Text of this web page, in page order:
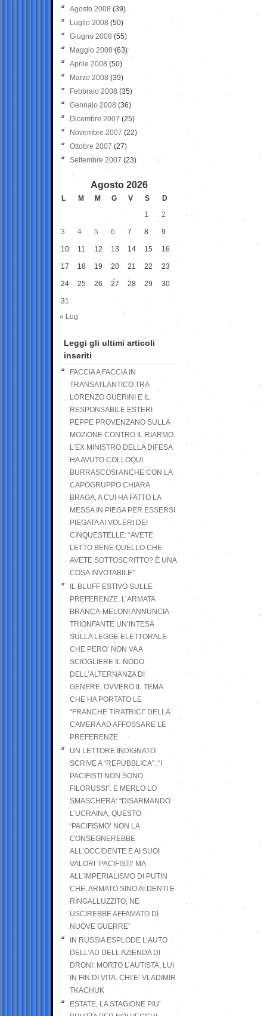
Agosto 2008 (39)
Luglio 2008 (50)
Giugno 2008 (55)
Maggio 2008(63)
Aprile 2008 (50)
Marzo 2008 (39)
Febbraio 2008 (35)
Gennaio 2008 (36)
Dicembre 2007 (25)
Novembre 2007 (22)
Ottobre 2007 (27)
Settembre 2007 (23)
Agosto 2026
L M M G V S
D
1
2
3 4 5 6 7 8 9
10 11 12 13 14 15 16
17 18 19 20 21 22 23
24 25 26 27 28 29 30
31
« Lug
Leggi gli ultimi articoli
inseriti
FACCIA A FACCIA IN
TRANSATLANTICO TRA
LORENZO GUERINI E IL
RESPONSABILE ESTERI
PEPPE PROVENZANO SULLA
MOZIONE CONTRO IL RIARMO.
L’EX MINISTRO DELLA DIFESA
HA AVUTO COLLOQUI
BURRASCOSI ANCHE CON LA
CAPOGRUPPO CHIARA
BRAGA, A CUI HA FATTO LA
MESSA IN PIEGA PER ESSERSI
PIEGATA AI VOLERI DEI
CINQUESTELLE: “AVETE
LETTO BENE QUELLO CHE
AVETE SOTTOSCRITTO? È UNA
COSA INVOTABILE”
IL BLUFF ESTIVO SULLE
PREFERENZE. L’ARMATA
BRANCA-MELONI ANNUNCIA
TRIONFANTE UN’INTESA
SULLA LEGGE ELETTORALE
CHE PERO’ NON VA A
SCIOGLIERE IL NODO
DELL’ALTERNANZA DI
GENERE, OVVERO IL TEMA
CHE HA PORTATO LE
“FRANCHE TIRATRICI” DELLA
CAMERA AD AFFOSSARE LE
PREFERENZE
UN LETTORE INDIGNATO
SCRIVE A “REPUBBLICA”: “I
PACIFISTI NON SONO
FILORUSSI”. E MERLO LO
SMASCHERA: “DISARMANDO
L’UCRAINA, QUESTO
‘PACIFISMO’ NON LA
CONSEGNEREBBE
ALL’OCCIDENTE E AI SUOI
VALORI ‘PACIFISTI’ MA
ALL’IMPERIALISMO DI PUTIN
CHE, ARMATO SINO AI DENTI E
RINGALLUZZITO, NE
USCIREBBE AFFAMATO DI
NUOVE GUERRE”
IN RUSSIA ESPLODE L’AUTO
DELL’AD DELL’AZIENDA DI
DRONI: MORTO L’AUTISTA, LUI
IN FIN DI VITA. CHI E’ VLADIMIR
TKACHUK
ESTATE, LA STAGIONE PIU’